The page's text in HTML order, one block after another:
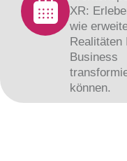
XR:
wie
Realitäten
Business
können.